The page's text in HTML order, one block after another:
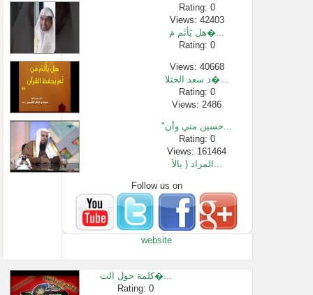
Rating: 0
Views: 42403
هل يَأثَم مَ�...
Rating: 0
Views: 40668
د سعد الخثلا�...
Rating: 0
Views: 2486
"حسين مني وأن...
Rating: 0
Views: 161464
المراد ( بالأ...
Rating: 0
Views: 2474
الحديث الساد...
Rating: 0
Views: 17668
Follow us on
website
كلمة حول الت�...
Rating: 0